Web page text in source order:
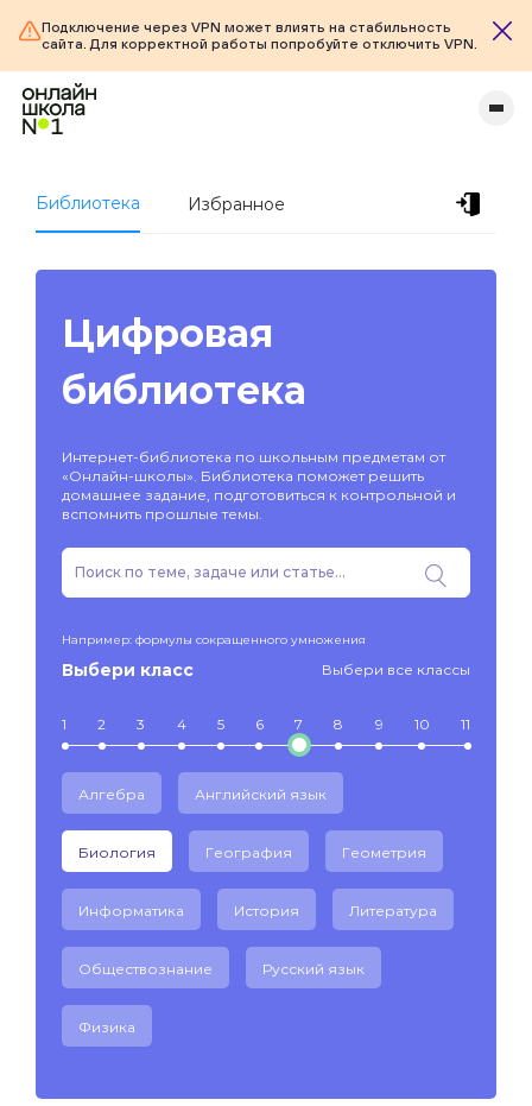
Подключение через VPN может влиять на стабильность
сайта. Для корректной работы попробуйте отключить VPN.
Библиотека Избранное
Цифровая
библиотека
Интернет-библиотека по школьным предметам от
«Онлайн-школы». Библиотека поможет решить
домашнее задание, подготовиться к контрольной и
вспомнить прошлые темы.
Например: формулы сокращенного умножения
Выбери класс Выбери все классы
1 2 3 4 5 6 7 8 9 10 11
Алгебра Английский язык
Биология География Геометрия
Информатика История Литература
Обществознание Русский язык
Физика